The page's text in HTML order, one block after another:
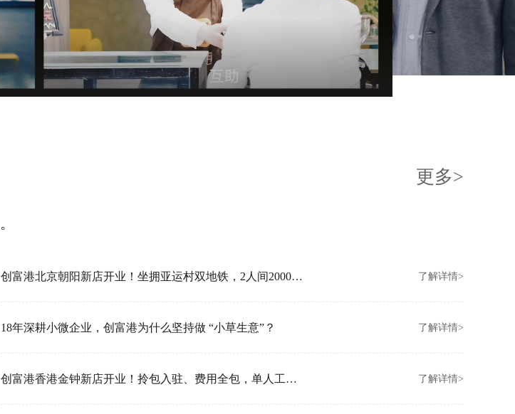
更多>
创富港北京朝阳新店开业！坐拥亚运村双地铁，2人间2000元/月起 了解详情>
18年深耕小微企业，创富港为什么坚持做 “小草生意”？ 了解详情>
创富港香港金钟新店开业！拎包入驻、费用全包，单人工位3000/月 了解详情>